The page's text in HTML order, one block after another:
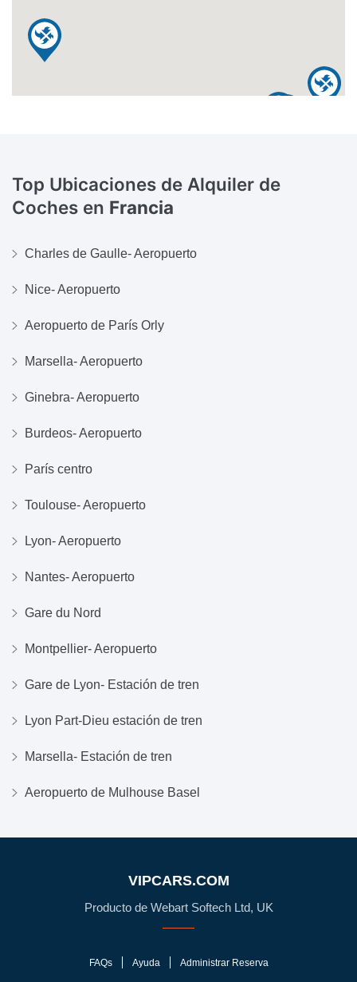
Top Ubicaciones de Alquiler de
Coches en Francia
Charles de Gaulle- Aeropuerto
Nice- Aeropuerto
Aeropuerto de París Orly
Marsella- Aeropuerto
Ginebra- Aeropuerto
Burdeos- Aeropuerto
París centro
Toulouse- Aeropuerto
Lyon- Aeropuerto
Nantes- Aeropuerto
Gare du Nord
Montpellier- Aeropuerto
Gare de Lyon- Estación de tren
Lyon Part-Dieu estación de tren
Marsella- Estación de tren
Aeropuerto de Mulhouse Basel
VIPCARS.COM
Producto de Webart Softech Ltd, UK
FAQs Ayuda Administrar Reserva